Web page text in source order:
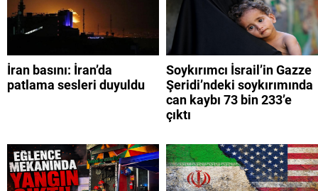
İran basını: İran’da
patlama sesleri duyuldu
Soykırımcı İsrail’in Gazze
Şeridi’ndeki soykırımında
can kaybı 73 bin 233’e
çıktı